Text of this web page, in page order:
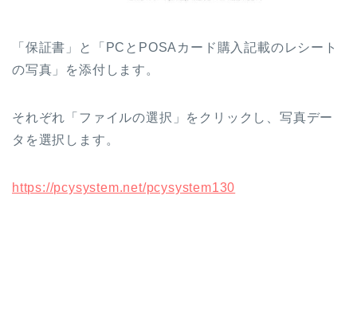
「保証書」と「PCとPOSAカード購入記載のレシート
の写真」を添付します。
それぞれ「ファイルの選択」をクリックし、写真デー
タを選択します。
https://pcysystem.net/pcysystem130